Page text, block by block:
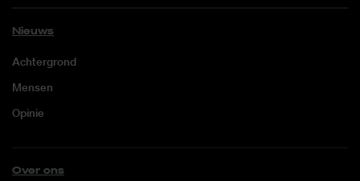
Nieuws
Achtergrond
Mensen
Opinie
Over ons